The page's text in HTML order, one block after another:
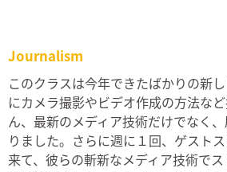
Journalism
このクラスは今年できたばかりの新
にカメラ撮影やビデオ作成の方法な
ん、最新のメディア技術だけでなく
りました。さらに週に１回、ゲスト
来て、彼らの斬新なメディア技術で